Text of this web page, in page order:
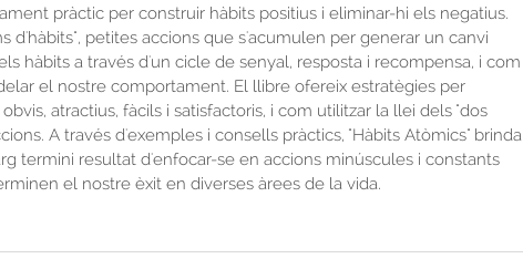
pràctic per construir hàbits positius i eliminar-hi els negatius.
d'hàbits", petites accions que s'acumulen per generar un canvi
hàbits a través d'un cicle de senyal, resposta i recompensa, i com
el nostre comportament. El llibre ofereix estratègies per
atractius, fàcils i satisfactoris, i com utilitzar la llei dels "dos
A través d'exemples i consells pràctics, "Hàbits Atòmics" brinda
termini resultat d'enfocar-se en accions minúscules i constants
el nostre èxit en diverses àrees de la vida.